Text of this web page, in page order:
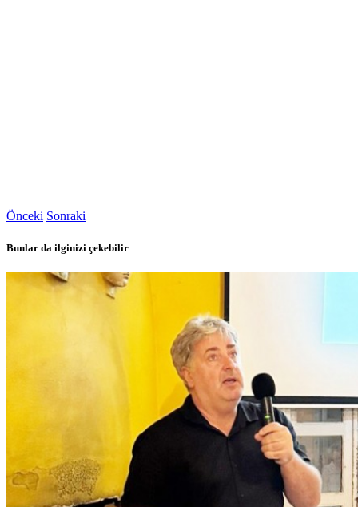
Önceki Sonraki
Bunlar da ilginizi çekebilir